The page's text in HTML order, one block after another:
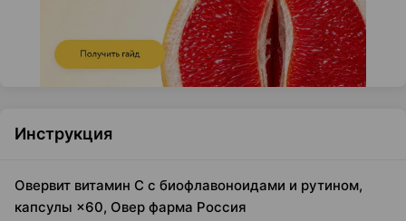
Инструкция
Овервит витамин C c биофлавоноидами и рутином,
капсулы ×60, Овер фарма Россия